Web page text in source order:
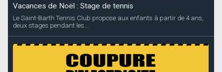
Vacances de Noël : Stage de tennis
Le Saint-Barth Tennis Club propose aux enfants à partir de 4 ans,
deux stages pendant les...